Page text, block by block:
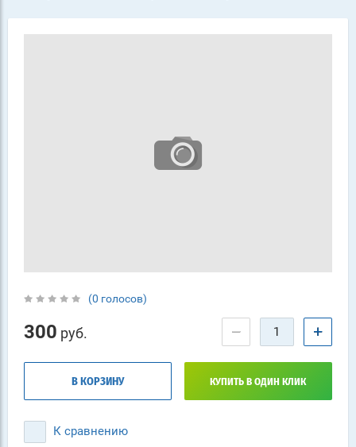
(0 голосов)
300 руб. − +
В КОРЗИНУ КУПИТЬ В ОДИН КЛИК
К сравнению